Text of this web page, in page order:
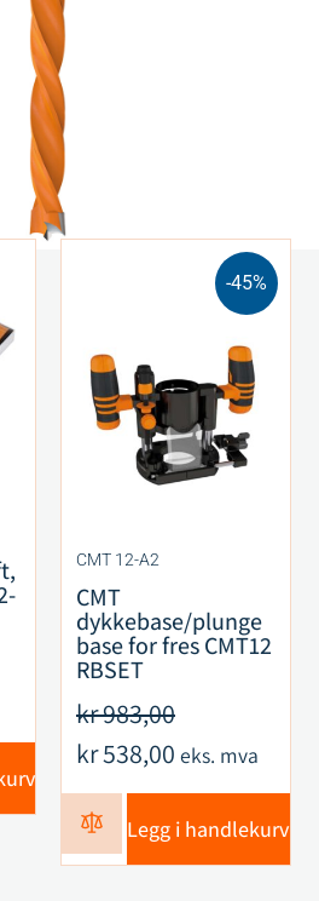
-45%
CMT 12-A2
CMT
dykkebase/plunge
base for fres CMT12
RBSET
kr983,00
kr538,00 eks. mva
Legg i handlekurv